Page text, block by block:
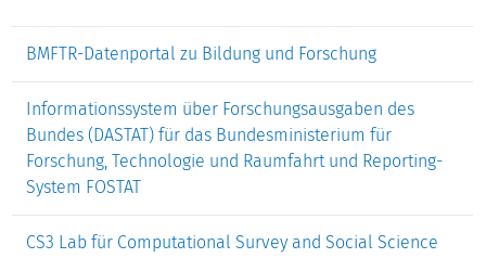
BMFTR-Datenportal zu Bildung und Forschung
Informationssystem über Forschungsausgaben des
Bundes (DASTAT) für das Bundesministerium für
Forschung, Technologie und Raumfahrt und Reporting-
System FOSTAT
CS3 Lab für Computational Survey and Social Science